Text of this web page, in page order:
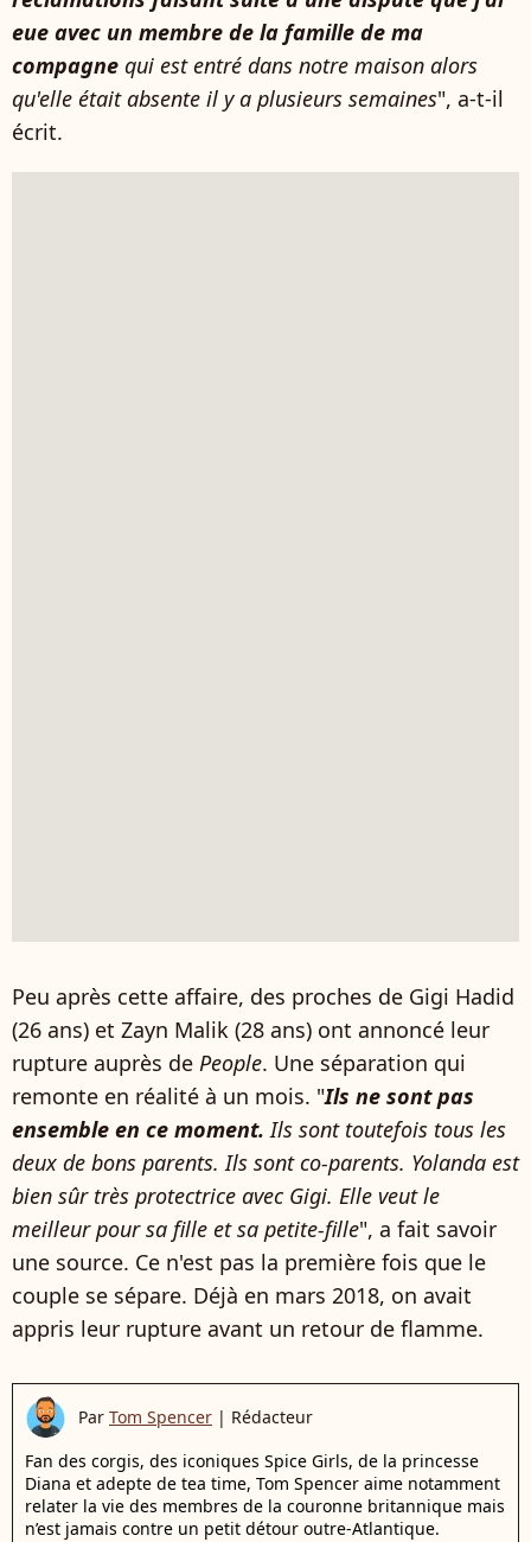
eue avec un membre de la famille de ma
compagne qui est entré dans notre maison alors
qu'elle était absente il y a plusieurs semaines", a-t-il
écrit.
Peu après cette affaire, des proches de Gigi Hadid
(26 ans) et Zayn Malik (28 ans) ont annoncé leur
rupture auprès de People. Une séparation qui
remonte en réalité à un mois. "Ils ne sont pas
ensemble en ce moment. Ils sont toutefois tous les
deux de bons parents. Ils sont co-parents. Yolanda est
bien sûr très protectrice avec Gigi. Elle veut le
meilleur pour sa fille et sa petite-fille", a fait savoir
une source. Ce n'est pas la première fois que le
couple se sépare. Déjà en mars 2018, on avait
appris leur rupture avant un retour de flamme.
Par Tom Spencer | Rédacteur
Fan des corgis, des iconiques Spice Girls, de la princesse
Diana et adepte de tea time, Tom Spencer aime notamment
relater la vie des membres de la couronne britannique mais
n’est jamais contre un petit détour outre-Atlantique.